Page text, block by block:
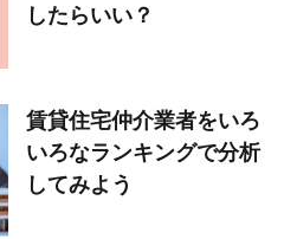
したらいい？
賃貸住宅仲介業者をいろ
いろなランキングで分析
してみよう